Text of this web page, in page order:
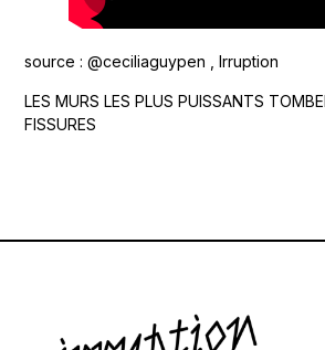
source : @ceciliaguypen , Irruption
LES MURS LES PLUS PUISSANTS
FISSURES